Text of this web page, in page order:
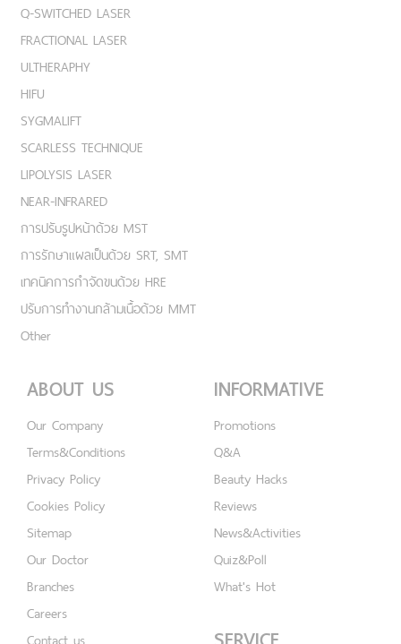
Q-SWITCHED LASER
FRACTIONAL LASER
ULTHERAPHY
HIFU
SYGMALIFT
SCARLESS TECHNIQUE
LIPOLYSIS LASER
NEAR-INFRARED
การปรับรูปหน้าด้วย MST
การรักษาแผลเป็นด้วย SRT, SMT
เทคนิคการกำจัดขนด้วย HRE
ปรับการทำงานกล้ามเนื้อด้วย MMT
Other
ABOUT US
Our Company
Terms&Conditions
Privacy Policy
Cookies Policy
Sitemap
Our Doctor
Branches
Careers
INFORMATIVE
Promotions
Q&A
Beauty Hacks
Reviews
News&Activities
Quiz&Poll
What's Hot